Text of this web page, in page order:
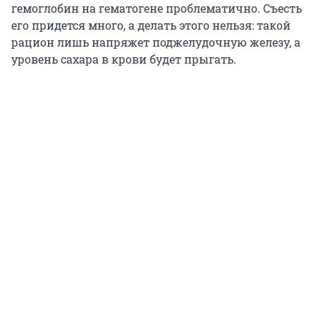
гемоглобин на гематогене проблематично. Съесть
его придется много, а делать этого нельзя: такой
рацион лишь напряжет поджелудочную железу, а
уровень сахара в крови будет прыгать.